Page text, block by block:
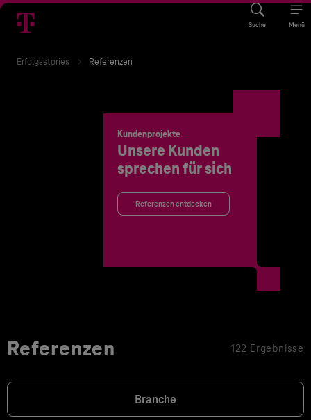
Suche Menü
Erfolgsstories Referenzen
Kundenprojekte
Unsere Kunden
sprechen für sich
Referenzen entdecken
Referenzen 122 Ergebnisse
Branche